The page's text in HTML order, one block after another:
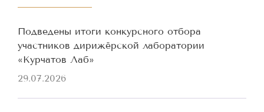
Подведены итоги конкурсного отбора
участников дирижёрской лаборатории
«Курчатов Лаб»
29.07.2026